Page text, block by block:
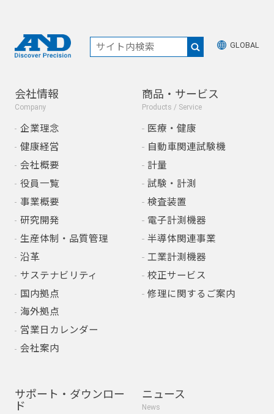
GLOBAL
会社情報
Company
企業理念
健康経営
会社概要
役員一覧
事業概要
研究開発
生産体制・品質管理
沿革
サステナビリティ
国内拠点
海外拠点
営業日カレンダー
会社案内
商品・サービス
Products / Service
医療・健康
自動車関連試験機
計量
試験・計測
検査装置
電子計測機器
半導体関連事業
工業計測機器
校正サービス
修理に関するご案内
サポート・ダウンロー
ド
ニュース
News